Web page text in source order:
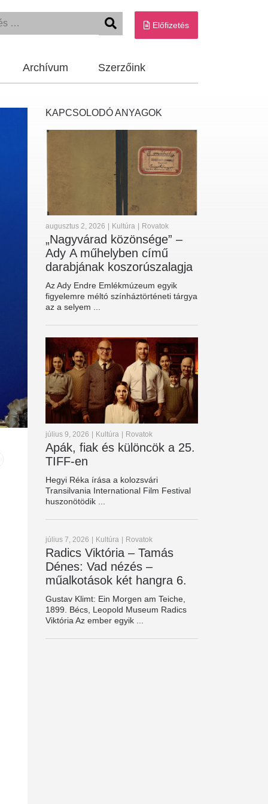
Előfizetés
Archívum Szerzőink
KAPCSOLODÓ ANYAGOK
augusztus 2, 2026 Kultúra Rovatok
„Nagyvárad közönsége” –
Ady A műhelyben című
darabjának koszorúszalagja
Az Ady Endre Emlékmúzeum egyik
figyelemre méltó színháztörténeti tárgya
az a selyem ...
július 9, 2026 | Kultúra | Rovatok
Apák, fiak és különcök a 25.
TIFF-en
Hegyi Réka írása a kolozsvári
Transilvania International Film Festival
huszonötödik ...
július 7, 2026 | Kultúra | Rovatok
Radics Viktória – Tamás
Dénes: Vad nézés –
műalkotások két hangra 6.
Gustav Klimt: Ein Morgen am Teiche,
1899. Bécs, Leopold Museum Radics
Viktória Az ember egyik ...